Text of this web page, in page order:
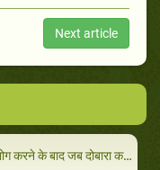
Next article
लिए मुस्तह़ब (यानी बेहतर)है कि वह पहले वुज़ू करले।